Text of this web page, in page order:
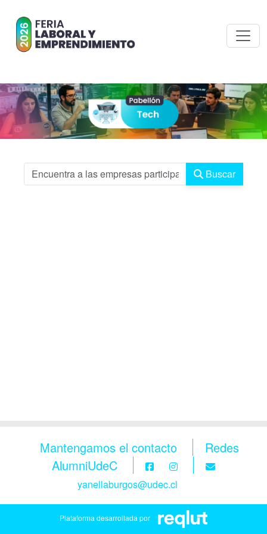
Buscar
Mantengamos el contacto
Redes
AlumniUdeC
yanellaburgos@udec.cl
Plataforma desarrollada por